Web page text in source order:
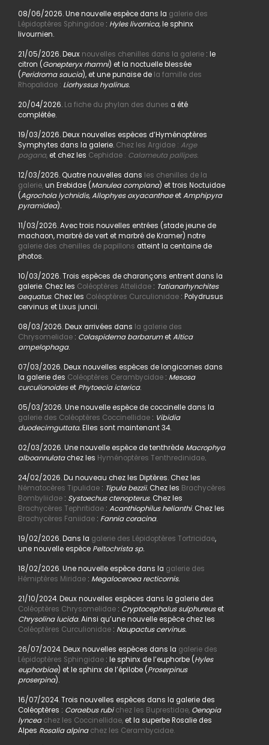
08/06/2026. Une nouvelle espèce dans la galerie des
Lépidoptères Sphingidae: Hyles livornica,le sphinx
livournien.
21/05/2026. Deux nouvelles chenilles dans la galerie : le
citron (Gonepteryx rhamni) et la noctuelle blessée
(Peridroma saucia), et une punaise dela famille des
Rhopalidae : Liorhyssus hyalinus.
20/04/2026. La fiche du phylan des dunes a été
complétée.
19/03/2026. Deux nouvelles espèces d’Hyménoptères
Symphytes dans la galerie. Chez les Argidae : Arge
pagana,et chez les Cephidae : Calameuta pallipes.
12/03/2026. Quatre nouvelles dans les chenilles de la
galerie,un Erebidae (Manulea complana) et trois Noctuidae
(Agrochola lychnidis, Allophyes oxyacanthaeetAmphipyra
pyramidea).
11/03/2026. Avec trois nouvelles entrées (stade jeune de
machaon, marbré de vert et marbré de Kramer) notre
galerie des chenilles de papillons atteint la centaine de
photos.
10/03/2026. Trois espèces de charançons entrent dans la
galerie. Chez les Coléoptères Attelidae: Tatianarhynchites
aequatus. Chez les Coléoptères Curculionidae: Polydrusus
cervinus et Lixus juncii.
08/03/2026. Deux arrivées dans la galerie des
Chrysomelidae: Colaspidema barbarumetAltica
ampelophaga.
07/03/2026. Deux nouvelles espèces de longicornes dans
la galerie des Coléoptères Cerambycidae: Mesosa
curculionoideset Phytoecia icterica.
05/03/2026. Une nouvelle espèce de coccinelle dans la
galerie des Coléoptères Coccinellidae: Vibidia
duodecimguttata.Elles sont maintenant 34.
02/03/2026. Une nouvelle espèce de tenthrède Macrophya
alboannulatachez les Hyménoptères Tenthredinidae.
24/02/2026. Du nouveau chez les Diptères. Chez les
Nématocères Tipulidae: Tipula bezzii. Chez les Brachycères
Bombyliidae: Systoechus ctenopterus. Chez les
Brachycères Tephritidae: Acanthiophilus helianthi. Chez les
Brachycères Faniidae: Fannia coracina.
19/02/2026. Dans la galerie des Lépidoptères Tortricidae,
une nouvelle espèce Peltochrista sp.
18/02/2026. Une nouvelle espèce dans la galerie des
Hémiptères Miridae: Megaloceroea recticornis.
21/10/2024. Deux nouvelles espèces dans la galerie des
Coléoptères Chrysomelidae: Cryptocephalus sulphureuset
Chrysolina lucida. Ainsi qu’une nouvelle espèce chez les
Coléoptères Curculionidae : Naupactus cervinus.
26/07/2024. Deux nouvelles espèces dans la galerie des
Lépidoptères Sphingidae: le sphinx de l’euphorbe (Hyles
euphorbiae) et le sphinx de l’épilobe (Proserpinus
proserpina).
16/07/2024. Trois nouvelles espèces dans la galerie des
Coléoptères : Coraebus rubi chez les Buprestidae, Oenopia
lyncea chez les Coccinellidae,et la superbe Rosalie des
Alpes Rosalia alpina chez les Cerambycidae.